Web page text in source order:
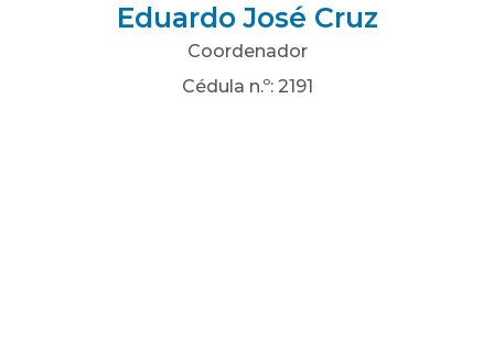
Eduardo José Cruz
Coordenador
Cédula n.º: 2191